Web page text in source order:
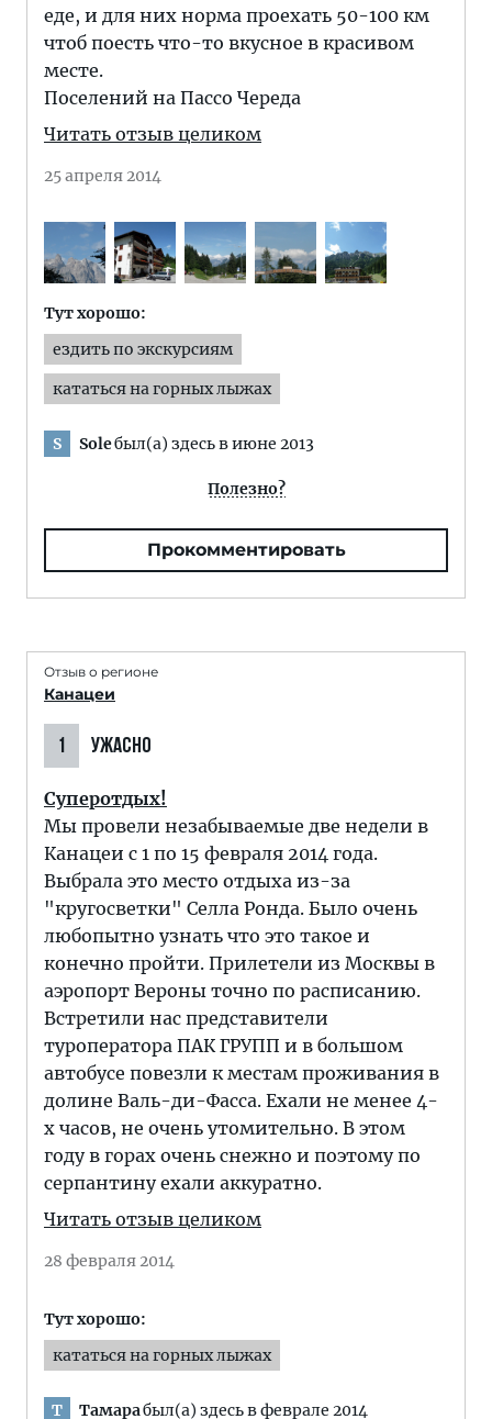
еде, и для них норма проехать 50-100 км
чтоб поесть что-то вкусное в красивом
месте.
Поселений на Пассо Череда
Читать отзыв целиком
25 апреля 2014
Тут хорошо:
ездить по экскурсиям
кататься на горных лыжах
S Soleбыл(а) здесь в июне 2013
Полезно?
Прокомментировать
Отзыв о регионе
Канацеи
1 УЖАСНО
Суперотдых!
Мы провели незабываемые две недели в
Канацеи с 1 по 15 февраля 2014 года.
Выбрала это место отдыха из-за
"кругосветки" Селла Ронда. Было очень
любопытно узнать что это такое и
конечно пройти. Прилетели из Москвы в
аэропорт Вероны точно по расписанию.
Встретили нас представители
туроператора ПАК ГРУПП и в большом
автобусе повезли к местам проживания в
долине Валь-ди-Фасса. Ехали не менее 4-
х часов, не очень утомительно. В этом
году в горах очень снежно и поэтому по
серпантину ехали аккуратно.
Читать отзыв целиком
28 февраля 2014
Тут хорошо:
кататься на горных лыжах
Т Тамарабыл(а) здесь в феврале 2014